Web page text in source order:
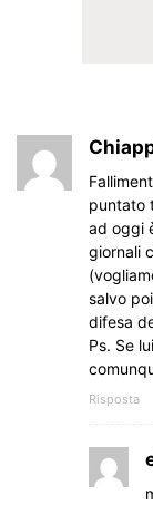
puntato
ad oggi
giornali
salvo
difesa
Ps. Se
Risposta